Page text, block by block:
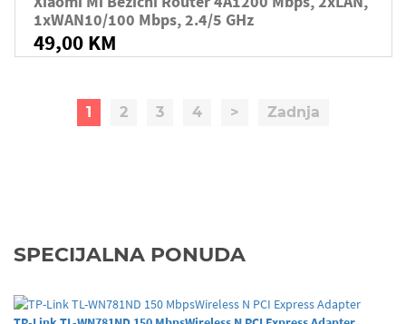
1xWAN10/100 Mbps, 2.4/5 GHz
49,00 KM
1 2 3 4 > Zadnja
SPECIJALNA PONUDA